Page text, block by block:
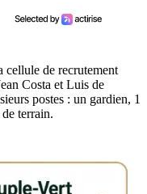
cellule de recrutement
Costa et Luis de
postes : un gardien, 1
terrain.